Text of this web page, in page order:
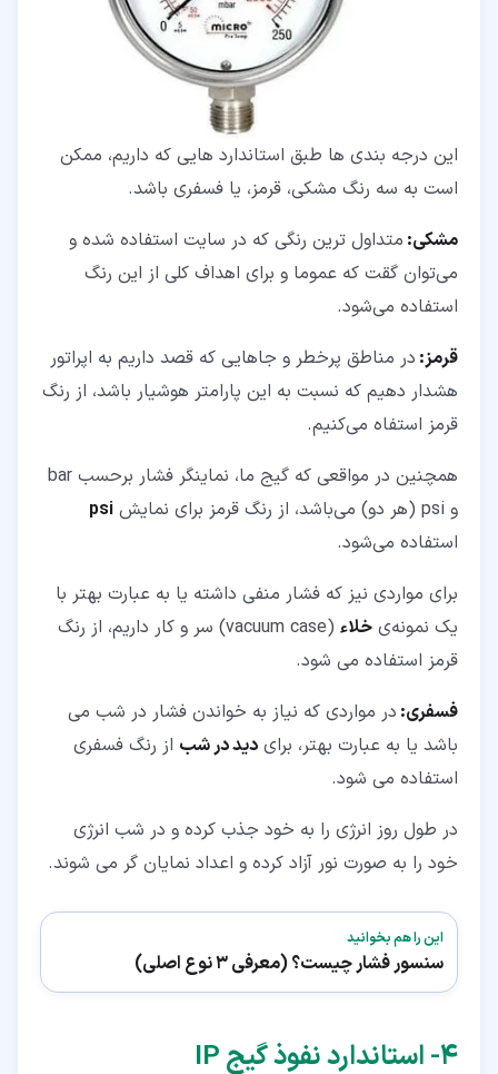
این درجه ‌بندی ها طبق استاندارد هایی که داریم، ممکن
است به سه رنگ مشکی، قرمز، یا فسفری باشد.
مشکی: متداول‌ ترین رنگی که در سایت استفاده شده و
می‌توان گقت که عموما و برای اهداف کلی از این رنگ
استفاده می‌شود.
قرمز: در مناطق پرخطر و جاهایی که قصد داریم به اپراتور
هشدار دهیم که نسبت به این پارامتر هوشیار باشد، از رنگ
قرمز استفاه می‌کنیم.
همچنین در مواقعی که گیج ما، نماینگر فشار برحسب bar
و psi (هر دو) می‌باشد، از رنگ قرمز برای نمایش
psi
استفاده می‌شود.
برای مواردی نیز که فشار منفی داشته یا به عبارت بهتر با
یک نمونه‌ی خلاء
(vacuum case) سر و کار داریم، از رنگ
قرمز استفاده می‌ شود.
فسفری: در مواردی که نیاز به خواندن فشار در شب می
باشد یا به عبارت بهتر، برای دید در شب از رنگ فسفری
استفاده می ‌شود.
در طول روز انرژی را به خود جذب کرده و در شب انرژی
خود را به صورت نور آزاد کرده و اعداد نمایان گر می شوند.
این را هم بخوانید
سنسور فشار چیست؟ (معرفی 3 نوع اصلی)
۴‏- استاندارد نفوذ گیج IP